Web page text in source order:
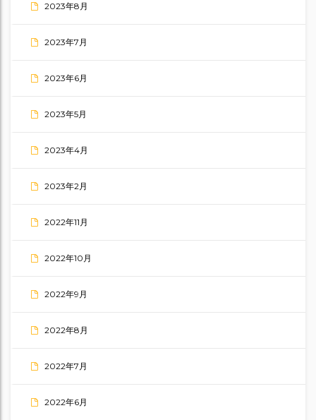
2023年8月
2023年7月
2023年6月
2023年5月
2023年4月
2023年2月
2022年11月
2022年10月
2022年9月
2022年8月
2022年7月
2022年6月